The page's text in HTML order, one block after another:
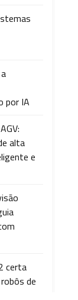
por IA
alta
e
certa
de